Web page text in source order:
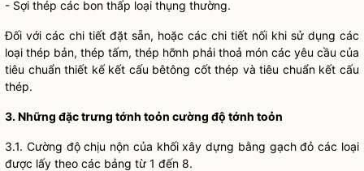
- Sợi thép các bon thấp loại thụng thường.
Đối với các chi tiết đặt sẵn, hoặc các chi tiết nối khi sử dụng các
loại thép bản, thép tấm, thép hỡnh phải thoả món các yêu cầu của
tiêu chuẩn thiết kế kết cấu bêtông cốt thép và tiêu chuẩn kết cấu
thép.
3. Những đặc trưng tớnh toỏn cường độ tớnh toỏn
3.1. Cường độ chịu nộn của khối xây dựng bằng gạch đỏ các loại
được lấy theo các bảng từ 1 đến 8.